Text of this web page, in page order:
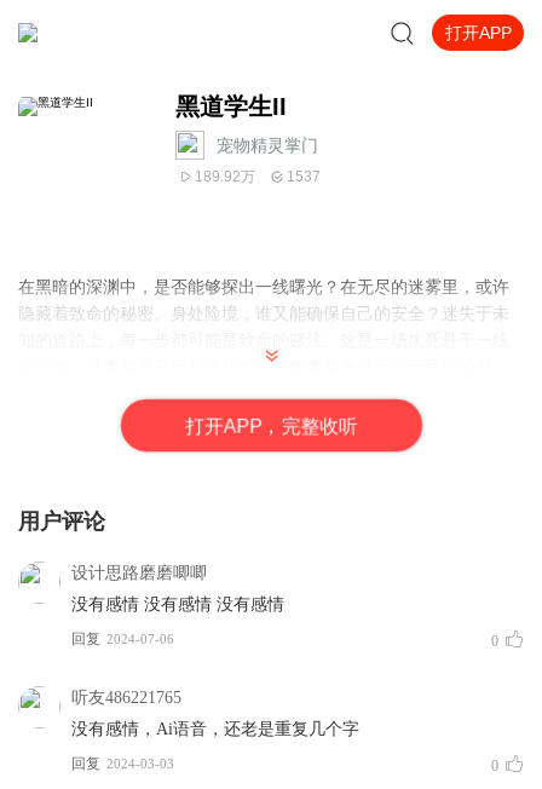
打开APP
黑道学生II
宠物精灵掌门
189.92万 1537
在黑暗的深渊中，是否能够探出一线曙光？在无尽的迷雾里，或许
隐藏着致命的秘密。身处险境，谁又能确保自己的安全？迷失于未
的游戏，胜者将拥有无尽的权力，失败者将永世沉沦于黑暗的深
打开APP，完整收听
用户评论
设计思路磨磨唧唧
没有感情 没有感情 没有感情
回复 2024-07-06 0
听友486221765
没有感情，Ai语音，还老是重复几个字
回复 2024-03-03 0